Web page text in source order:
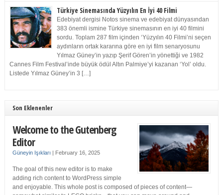
Türkiye Sinemasında Yüzyılın En İyi 40 Filmi
Edebiyat dergisi Notos sinema ve edebiyat dünyasından
383 önemli ismine Türkiye sinemasının en iyi 40 filmini
sordu. Toplam 287 film içinden ‘Yüzyılın 40 Filmi’ni seçen
aydınların ortak kararına göre en iyi film senaryosunu
Yılmaz Güney’in yazıp Şerif Gören’in yönettiği ve 1982
Cannes Film Festival’inde büyük ödül Altın Palmiye’yi kazanan ‘Yol’ oldu.
Listede Yılmaz Güney’in 3 […]
Son Eklenenler
Welcome to the Gutenberg
Editor
Güneyin Işıkları | February 16, 2025
The goal of this new editor is to make
adding rich content to WordPress simple
and enjoyable. This whole post is composed of pieces of content—